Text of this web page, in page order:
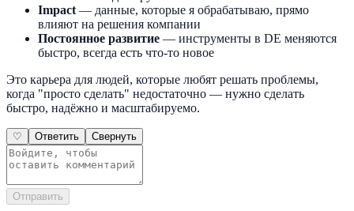
Impact — данные, которые я обрабатываю, прямо
влияют на решения компании
Постоянное развитие — инструменты в DE меняются
быстро, всегда есть что-то новое
Это карьера для людей, которые любят решать проблемы,
когда "просто сделать" недостаточно — нужно сделать
быстро, надёжно и масштабируемо.
♡ Ответить Свернуть
Отправить